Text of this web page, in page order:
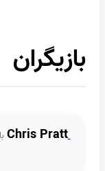
بازیگران
Chris Prattبازیگر